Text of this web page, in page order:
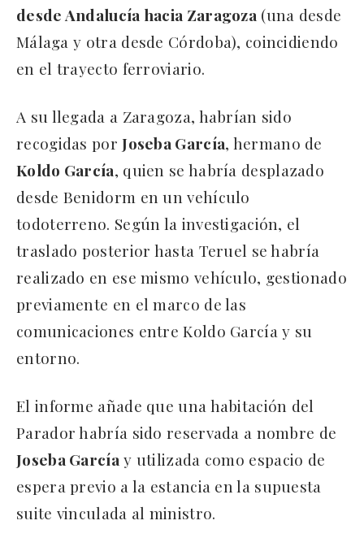
desde Andalucía hacia Zaragoza (una desde
Málaga y otra desde Córdoba), coincidiendo
en el trayecto ferroviario.
A su llegada a Zaragoza, habrían sido
recogidas porJoseba García, hermano de
Koldo García, quien se habría desplazado
desde Benidorm en un vehículo
todoterreno. Según la investigación, el
traslado posterior hasta Teruel se habría
realizado en ese mismo vehículo, gestionado
previamente en el marco de las
comunicaciones entre Koldo García y su
entorno.
El informe añade que una habitación del
Parador habría sido reservada a nombre de
Joseba Garcíay utilizada como espacio de
espera previo a la estancia en la supuesta
suite vinculada al ministro.